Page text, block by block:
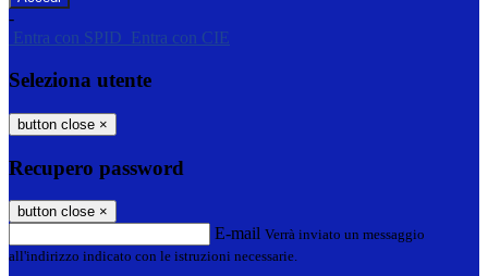
-
Entra con SPID
Entra con CIE
Seleziona utente
button close ×
Recupero password
button close ×
E-mail Verrà inviato un messaggio
all'indirizzo indicato con le istruzioni necessarie.